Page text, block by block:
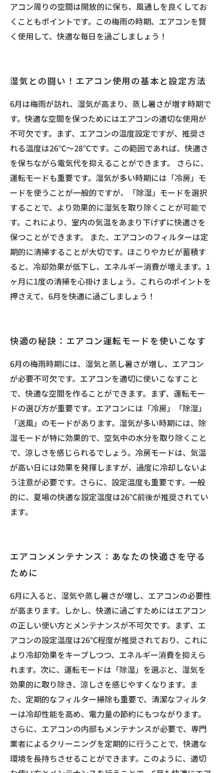
アコン周りの空間は開放的に保ち、風通しを良くしてお
くこともポイントです。この梅雨の時期、エアコンを賢
く使用して、快適な毎日を過ごしましょう！
湿気との闘い！エアコン使用の基本と設定方法
6月は梅雨が訪れ、湿気が高まり、蒸し暑さが増す時期で
す。快適な空間を保つためにはエアコンの適切な使用が
不可欠です。まず、エアコンの温度設定ですが、推奨さ
れる温度は26℃～28℃です。この範囲であれば、快適さ
を保ちながら電気代を抑えることができます。 さらに、
運転モードも重要です。湿気が多い時期には「冷房」モ
ードを使うことが一般的ですが、「除湿」モードを選択
することで、より効果的に湿気を取り除くことが可能で
す。これにより、室内の気温をあまり下げずに快適さを
保つことができます。 また、エアコンのフィルターは定
期的に清掃することが大切です。ほこりやカビが蓄積す
ると、冷却効果が低下し、エネルギー消費が増えます。1
ヶ月に1度の清掃を心掛けましょう。これらのポイントを
押さえて、6月を快適に過ごしましょう！
快適の秘訣：エアコン運転モードを使いこなす
6月の梅雨時期には、湿気と蒸し暑さが増し、エアコン
が必要不可欠です。エアコンを適切に使いこなすこと
で、快適な空間を作ることができます。まず、運転モー
ドの選び方が重要です。エアコンには「冷房」「除湿」
「送風」のモードがあります。湿気が多い時期には、除
湿モードが特に効果的で、空気中の水分を取り除くこと
で、涼しさを感じられるでしょう。冷房モードは、気温
が高い日には効果を発揮しますが、過度に冷却しないよ
う注意が必要です。さらに、設定温度も重要です。一般
的に、夏場の快適な設定温度は26℃前後が推奨されてい
ます。
エアコンメンテナンス：あなたの快適さを守る
ために
6月に入ると、湿気や蒸し暑さが増し、エアコンの必要性
が高まります。しかし、快適に過ごすためにはエアコン
の正しい使い方とメンテナンスが不可欠です。まず、エ
アコンの設定温度は26℃程度が推奨されており、これに
より冷却効果をキープしつつ、エネルギー消費を抑えら
れます。次に、運転モードは「除湿」を選ぶと、湿気を
効果的に取り除き、涼しさを感じやすくなります。ま
た、定期的なフィルター掃除も重要で、清潔なフィルタ
ーは冷却性能を高め、電力量の節約にもつながります。
さらに、エアコンの内部もメンテナンスが必要で、専門
業者によるクリーニングを定期的に行うことで、快適な
環境を長持ちさせることができます。このように、適切